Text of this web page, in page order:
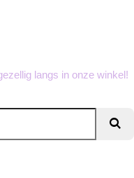
langs in onze winkel!